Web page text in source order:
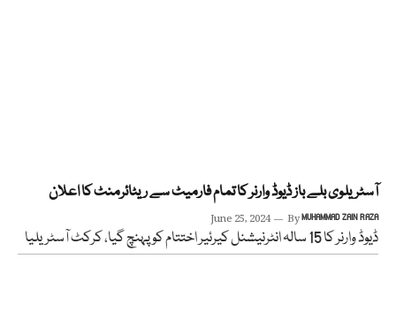
آسٹریلوی بلے باز ڈیوڈ وارنر کا تمام فارمیٹ سے ریٹائرمنٹ کا اعلان
June 25, 2024 ByMUHAMMAD ZAIN RAZA
ڈیوڈ وارنر کا 15 سالہ انٹرنیشنل کیرئیر اختتام کو پہنچ گیا، کرکٹ آسٹریلیا